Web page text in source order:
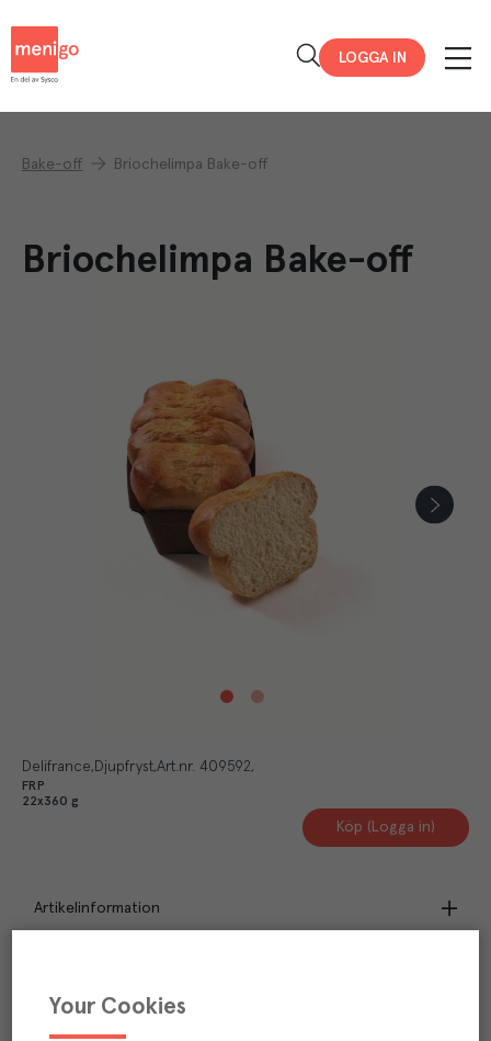
LOGGA IN
Bake-off Briochelimpa Bake-off
Briochelimpa Bake-off
Delifrance Djupfryst Art.nr. 409592
FRP
22x360 g
Köp (Logga in)
Artikelinformation
Näringsdeklaration
Your Cookies